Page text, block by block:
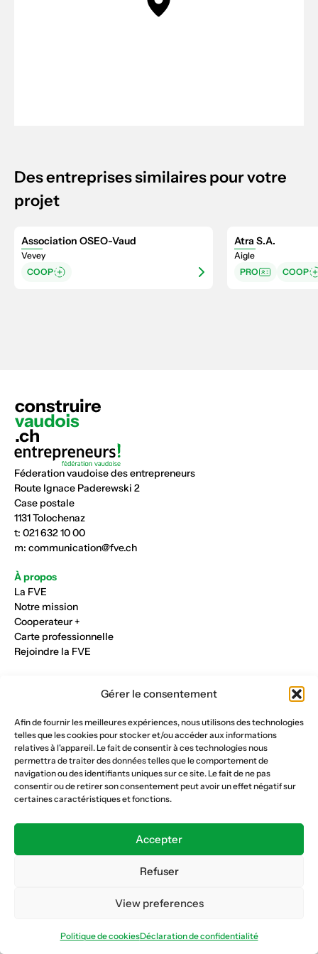
Gérer le consentement
Afin de fournir les meilleures expériences, nous utilisons des technologies
telles que les cookies pour stocker et/ou accéder aux informations
relatives à l'appareil. Le fait de consentir à ces technologies nous
permettra de traiter des données telles que le comportement de
navigation ou des identifiants uniques sur ce site. Le fait de ne pas
consentir ou de retirer son consentement peut avoir un effet négatif sur
certaines caractéristiques et fonctions.
Accepter
Refuser
View preferences
Politique de cookiesDéclaration de confidentialité
Des entreprises similaires pour votre
projet
Association OSEO-Vaud
Vevey
COOP
Atra S.A.
Aigle
PRO
COOP
Féderation vaudoise des entrepreneurs
Route Ignace Paderewski 2
Case postale
1131 Tolochenaz
t: 021 632 10 00
m: communication@fve.ch
À propos
La FVE
Notre mission
Cooperateur +
Carte professionnelle
Rejoindre la FVE
Maçonnerie et génie civil
Parqueterie et sols
Menuiserie et bois
Plâtrerie et peinture
Nous suivre
Formation continue
Caisse AVS 66.1
© Copyright 2026 FVE
Website :